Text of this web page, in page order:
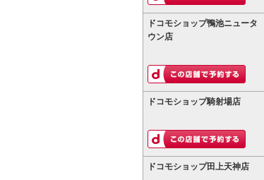
ドコモショップ鴨池ニュータ
ウン店
ドコモショップ騎射場店
ドコモショップ田上天神店